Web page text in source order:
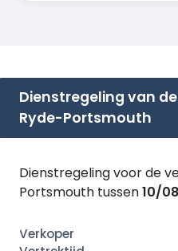
Dienstregeling van
Ryde-Portsmouth
Dienstregeling voor de
Portsmouth tussen10/